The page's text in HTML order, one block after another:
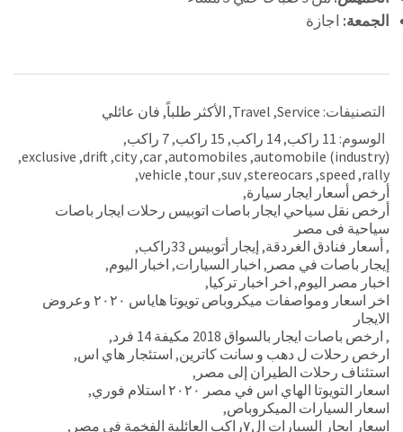
الجمعة: اجازة
التصنيفات: Service
,
Travel
, الأكثر طلباً, فان عائلي
الوسوم: 11 راكب ,14 راكب , 15 راكب ,7 راكب
,
automobile (industry)
,
automobiles
,
car
,
city
,
drift
,
exclusive
,
rally
,
speed
,
stereocars
,
suv
,
tour
,
vehicle
,
أرخص أسعار ايجار سيارة,
أرخص نقل سياحي ايجار باصات اتوبيس رحلات ايجار باصات
سياحية فى مصر
,أسعار فنادق الغردقة, إيجار أتوبيس 33راكب
,
إيجار باصات في مصر , اخبار السيارات, اخبار اليوم,
اخبار مصر اليوم, اخر اخبار تركيا,
اخر اسعار ومواصفات ميكروباص تويوتا هاياس ٢٠٢٠ وعروض
الايجار
, ارخص باصات ايجار بالسواق 2018 مكيفة 14 فرد
,
ارخص رحلات ل دهب و سانت كاترين, استئجار هاي اس,
استئناف رحلات الطيران إلى مصر ,
اسعار التويوتا الهاي اس في مصر ٢٠٢٠ استلام فوري
,
اسعار السيارات الميكروباص,
اسعار ايجار السيارات ال٧راكب العائلية الفخمة في مصر
,